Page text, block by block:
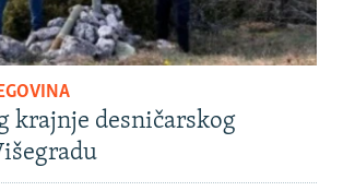
krajnje desničarskog